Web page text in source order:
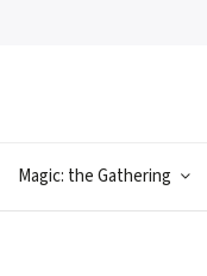
Magic: the Gathering